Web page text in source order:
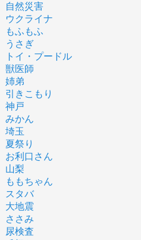
自然災害
ウクライナ
もふもふ
うさぎ
トイ・プードル
獣医師
姉弟
引きこもり
神戸
みかん
埼玉
夏祭り
お利口さん
山梨
ももちゃん
スタバ
大地震
ささみ
尿検査